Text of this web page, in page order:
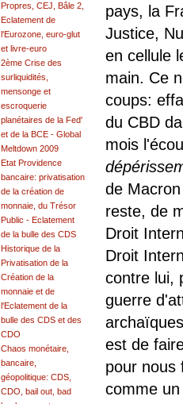
pays, la
Justice,
en cellule
main. Ce
coups:
du CBD
mois
de
reste, de
Droit
Droit
contre lui,
guerre
est de
pour nous
comme
Propres, CEJ, Bâle 2,
Eclatement de
l'Eurozone, euro-glut
et livre-euro
2ème Crise des
surliquidités,
mensonge et
escroquerie
planétaires de la Fed'
et de la BCE - Global
Meltdown 2009
Etat Providence
bancaire: privatisation
de la création de
monnaie, du Trésor
Public - Eclatement
de la bulle des CDS
Historique de la
Privatisation de la
Création de la
monnaie et de
l'Eclatement de la
bulle des CDS et des
CDO
Chaos monétaire,
bancaire,
géopolitique: CDS,
CDO, bail out, bad